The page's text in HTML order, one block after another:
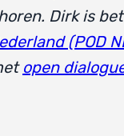
Dirk is
(POD
open